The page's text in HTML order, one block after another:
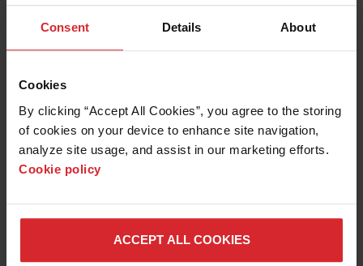
Consent Details About
Cookies
By clicking “Accept All Cookies”, you agree to the storing
of cookies on your device to enhance site navigation,
analyze site usage, and assist in our marketing efforts.
Cookie policy
ACCEPT ALL COOKIES
piedra de alta gama añadiendo un sistema de
chorro de agua abrasivo MAXIEM equipado
combinada con las capacidades de corte
de forma consistente y limpia los paneles de
piedra sinterizada para obtener un aspecto
acabado impresionante que sus clientes
aprecian.
FORT LEWIS COLLEGE